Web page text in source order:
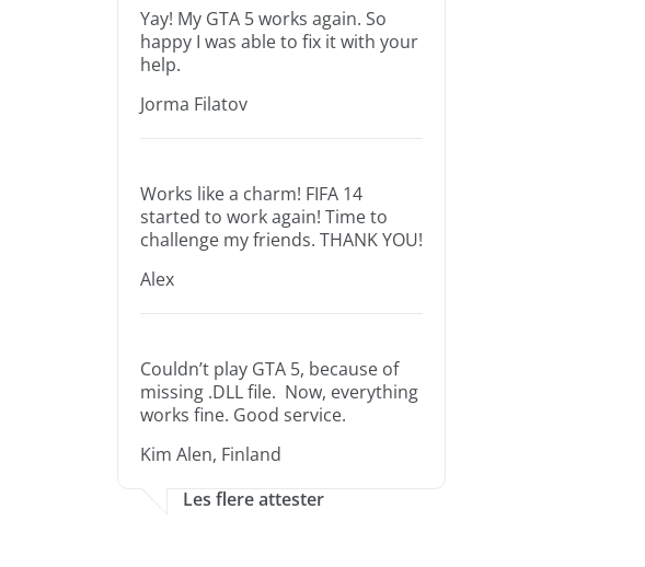
Yay! My GTA 5 works again. So
happy I was able to fix it with your
help.
Jorma Filatov
Works like a charm! FIFA 14
started to work again! Time to
challenge my friends. THANK YOU!
Alex
Couldn’t play GTA 5, because of
missing .DLL file. Now, everything
works fine. Good service.
Kim Alen, Finland
Les flere attester